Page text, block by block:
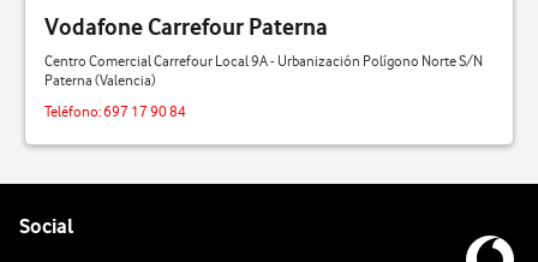
Ontinyent
Paiporta
Picassent
Puerto De Sagunto
Vodafone Carrefour Paterna
Centro Comercial Carrefour Local 9A - Urbanización Polígono Norte S/N
Paterna (Valencia)
Teléfono:697 17 90 84
Social